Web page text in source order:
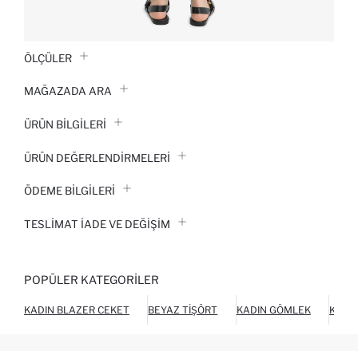
ÖLÇÜLER
MAĞAZADA ARA
ÜRÜN BILGILERI
ÜRÜN DEĞERLENDİRMELERİ
ÖDEME BİLGİLERİ
TESLIMAT İADE VE DEĞIŞIM
POPÜLER KATEGORILER
KADIN BLAZER CEKET BEYAZ TIŞÖRT KADIN GÖMLEK